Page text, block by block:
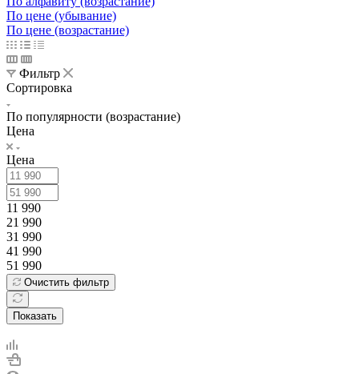
По цене (убывание)
По цене (возрастание)
Фильтр
Сортировка
По популярности (возрастание)
Цена
Цена
11 990
21 990
31 990
41 990
51 990
Очистить фильтр
Показать